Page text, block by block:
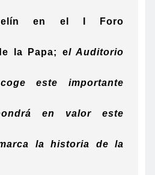
en el I Foro
la Papa; el Auditorio
este importante
en valor este
la historia de la